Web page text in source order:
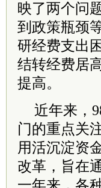
映了两个问
到政策瓶颈
研经费支出
结转经费居
提高。
近年来，
门的重点关
用活沉淀资
改革，旨在